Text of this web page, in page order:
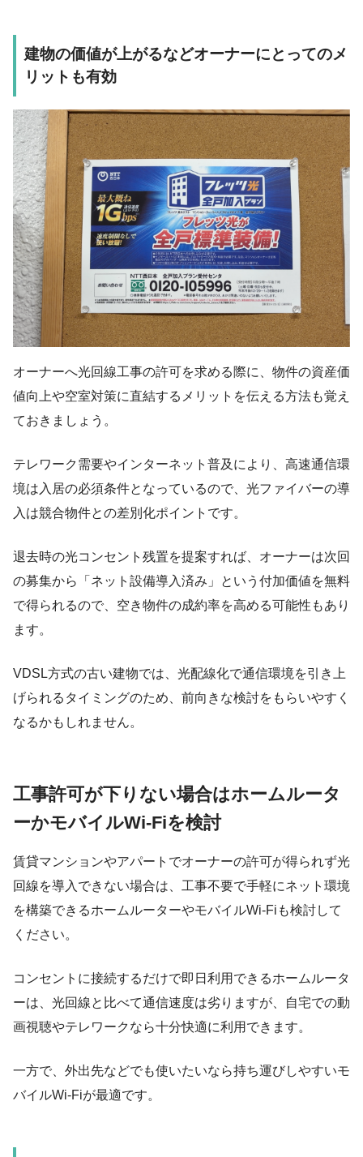
建物の価値が上がるなどオーナーにとってのメ
リットも有効
オーナーへ光回線工事の許可を求める際に、物件の資産価
値向上や空室対策に直結するメリットを伝える方法も覚え
ておきましょう。
テレワーク需要やインターネット普及により、高速通信環
境は入居の必須条件となっているので、光ファイバーの導
入は競合物件との差別化ポイントです。
退去時の光コンセント残置を提案すれば、オーナーは次回
の募集から「ネット設備導入済み」という付加価値を無料
で得られるので、空き物件の成約率を高める可能性もあり
ます。
VDSL方式の古い建物では、光配線化で通信環境を引き上
げられるタイミングのため、前向きな検討をもらいやすく
なるかもしれません。
工事許可が下りない場合はホームルータ
ーかモバイルWi-Fiを検討
賃貸マンションやアパートでオーナーの許可が得られず光
回線を導入できない場合は、工事不要で手軽にネット環境
を構築できるホームルーターやモバイルWi-Fiも検討して
ください。
コンセントに接続するだけで即日利用できるホームルータ
ーは、光回線と比べて通信速度は劣りますが、自宅での動
画視聴やテレワークなら十分快適に利用できます。
一方で、外出先などでも使いたいなら持ち運びしやすいモ
バイルWi-Fiが最適です。